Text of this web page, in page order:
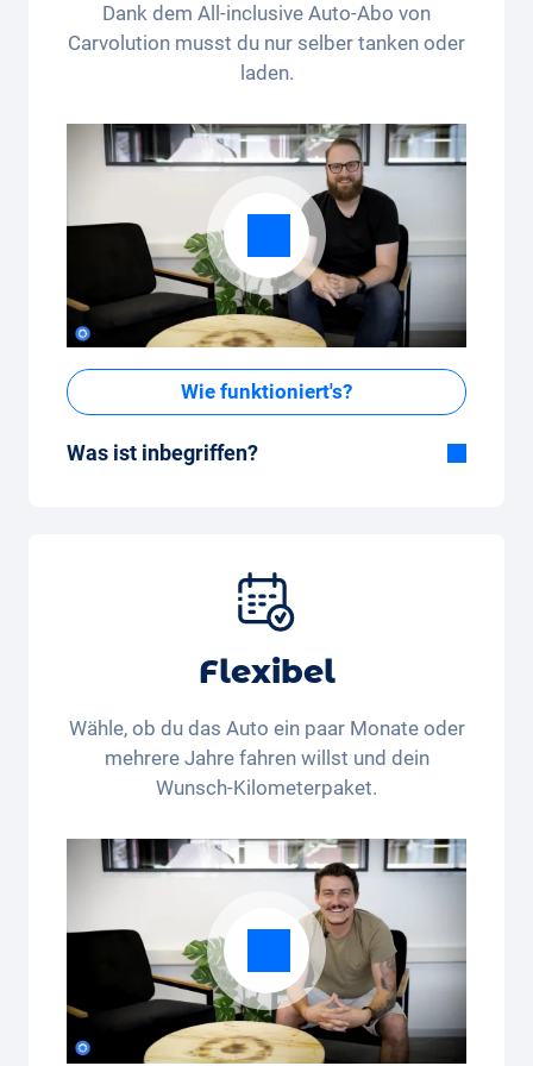
Dank dem All-inclusive Auto-Abo von
Carvolution musst du nur selber tanken oder
laden.
Wie funktioniert's?
Was ist inbegriffen?
Flexibel
Wähle, ob du das Auto ein paar Monate oder
mehrere Jahre fahren willst und dein
Wunsch-Kilometerpaket.